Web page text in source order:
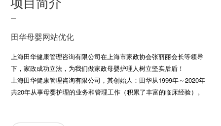
田华母婴网站优化
上海田华健康管理咨询有限公司在上海市家政协会张丽丽会长等领导
下，家政成功立法，为我们做家政母婴护理人树立坚实后盾！
上海田华健康管理咨询有限公司，其创始人：田华从1999年～2020年
共20年从事母婴护理的业务和管理工作（积累了丰富的临床经验）。